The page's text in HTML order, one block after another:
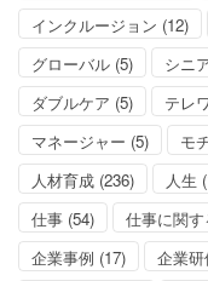
インクルージョン (12)
グローバル (5) シニ
ダブルケア (5) テレ
マネージャー (5) モ
人材育成 (236) 人生
仕事 (54) 仕事に関
企業事例 (17) 企業